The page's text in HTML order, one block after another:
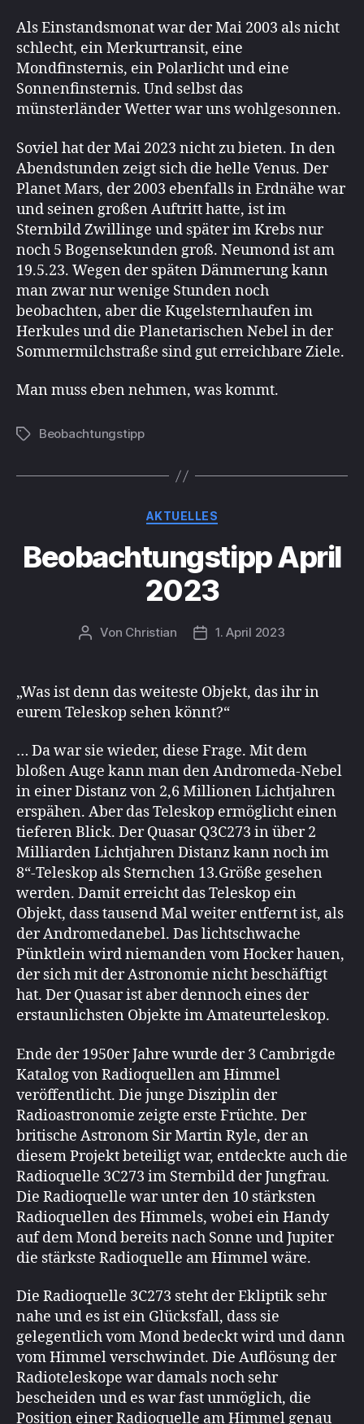
Als Einstandsmonat war der Mai 2003 als nicht
schlecht, ein Merkurtransit, eine
Mondfinsternis, ein Polarlicht und eine
Sonnenfinsternis. Und selbst das
münsterländer Wetter war uns wohlgesonnen.
Soviel hat der Mai 2023 nicht zu bieten. In den
Abendstunden zeigt sich die helle Venus. Der
Planet Mars, der 2003 ebenfalls in Erdnähe war
und seinen großen Auftritt hatte, ist im
Sternbild Zwillinge und später im Krebs nur
noch 5 Bogensekunden groß. Neumond ist am
19.5.23. Wegen der späten Dämmerung kann
man zwar nur wenige Stunden noch
beobachten, aber die Kugelsternhaufen im
Herkules und die Planetarischen Nebel in der
Sommermilchstraße sind gut erreichbare Ziele.
Man muss eben nehmen, was kommt.
Schlagwörter
Beobachtungstipp
Kategorien
AKTUELLES
Beobachtungstipp April
2023
Beitragsautor
Von Christian Beitragsdatum
1. April 2023
„Was ist denn das weiteste Objekt, das ihr in
eurem Teleskop sehen könnt?“
… Da war sie wieder, diese Frage. Mit dem
bloßen Auge kann man den Andromeda-Nebel
in einer Distanz von 2,6 Millionen Lichtjahren
erspähen. Aber das Teleskop ermöglicht einen
tieferen Blick. Der Quasar Q3C273 in über 2
Milliarden Lichtjahren Distanz kann noch im
8“-Teleskop als Sternchen 13.Größe gesehen
werden. Damit erreicht das Teleskop ein
Objekt, dass tausend Mal weiter entfernt ist, als
der Andromedanebel. Das lichtschwache
Pünktlein wird niemanden vom Hocker hauen,
der sich mit der Astronomie nicht beschäftigt
hat. Der Quasar ist aber dennoch eines der
erstaunlichsten Objekte im Amateurteleskop.
Ende der 1950er Jahre wurde der 3 Cambrigde
Katalog von Radioquellen am Himmel
veröffentlicht. Die junge Disziplin der
Radioastronomie zeigte erste Früchte. Der
britische Astronom Sir Martin Ryle, der an
diesem Projekt beteiligt war, entdeckte auch die
Radioquelle 3C273 im Sternbild der Jungfrau.
Die Radioquelle war unter den 10 stärksten
Radioquellen des Himmels, wobei ein Handy
auf dem Mond bereits nach Sonne und Jupiter
die stärkste Radioquelle am Himmel wäre.
Die Radioquelle 3C273 steht der Ekliptik sehr
nahe und es ist ein Glücksfall, dass sie
gelegentlich vom Mond bedeckt wird und dann
vom Himmel verschwindet. Die Auflösung der
Radioteleskope war damals noch sehr
bescheiden und es war fast unmöglich, die
Position einer Radioquelle am Himmel genau